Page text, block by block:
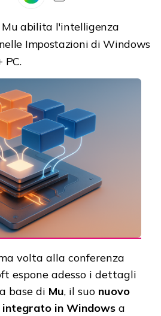
Mu abilita l'intelligenza
Impostazioni di Windows
PC.
volta alla conferenza
espone adesso i dettagli
base di Mu, il suo nuovo
in Windows a